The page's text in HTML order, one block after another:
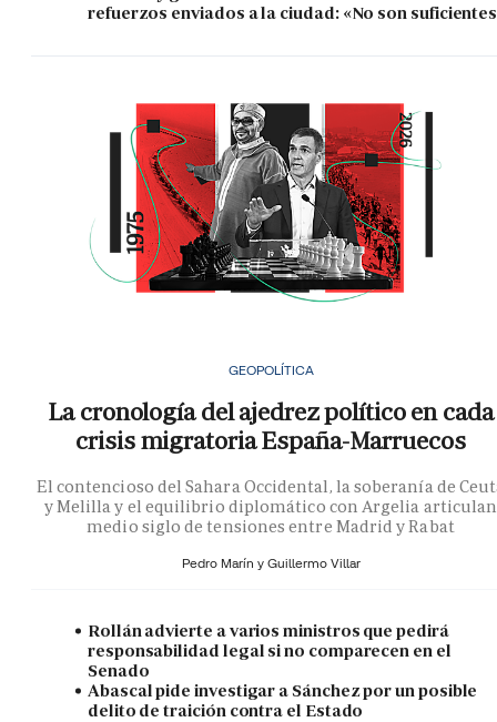
refuerzos enviados a la ciudad: «No son
GEOPOLÍTICA
La cronología del ajedrez político en cada
crisis migratoria España-Marruecos
El contencioso del Sahara Occidental, la soberanía de
y Melilla y el equilibrio diplomático con Argelia articulan
medio siglo de tensiones entre Madrid y Rabat
Pedro Marín y Guillermo Villar
Rollán advierte a varios ministros que pedirá
responsabilidad legal si no comparecen en el
Senado
Abascal pide investigar a Sánchez por un posible
delito de traición contra el Estado